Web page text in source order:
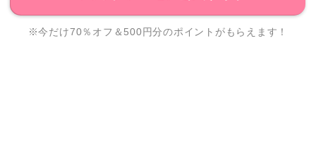
※今だけ70％オフ＆500円分のポイントがもらえます！